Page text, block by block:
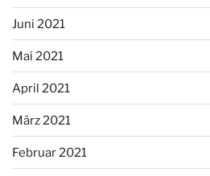
Juni 2021
Mai 2021
April 2021
März 2021
Februar 2021